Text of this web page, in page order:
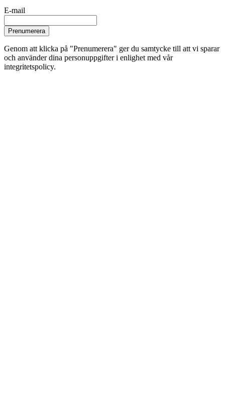
E-mail
Prenumerera
Genom att klicka på "Prenumerera" ger du samtycke till att vi sparar
och använder dina personuppgifter i enlighet med vår
integritetspolicy.